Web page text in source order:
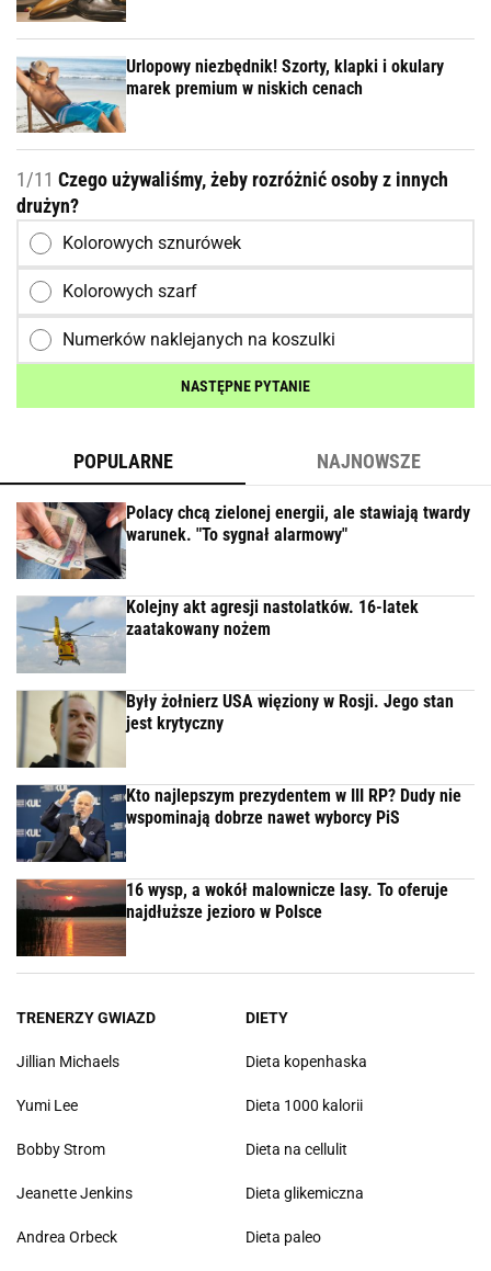
Urlopowy niezbędnik! Szorty, klapki i okulary
marek premium w niskich cenach
1/11 Czego używaliśmy, żeby rozróżnić osoby z innych
drużyn?
Kolorowych sznurówek
Kolorowych szarf
Numerków naklejanych na koszulki
NASTĘPNE PYTANIE
POPULARNE NAJNOWSZE
Polacy chcą zielonej energii, ale stawiają twardy
warunek. "To sygnał alarmowy"
Kolejny akt agresji nastolatków. 16-latek
zaatakowany nożem
Były żołnierz USA więziony w Rosji. Jego stan
jest krytyczny
Kto najlepszym prezydentem w III RP? Dudy nie
wspominają dobrze nawet wyborcy PiS
16 wysp, a wokół malownicze lasy. To oferuje
najdłuższe jezioro w Polsce
TRENERZY GWIAZD
Jillian Michaels
Yumi Lee
Bobby Strom
Jeanette Jenkins
Andrea Orbeck
DIETY
Dieta kopenhaska
Dieta 1000 kalorii
Dieta na cellulit
Dieta glikemiczna
Dieta paleo